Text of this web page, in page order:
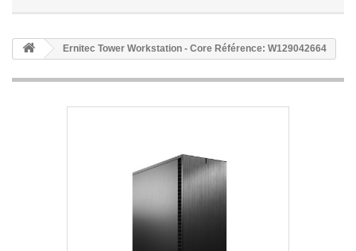
Ernitec Tower Workstation - Core Référence: W129042664